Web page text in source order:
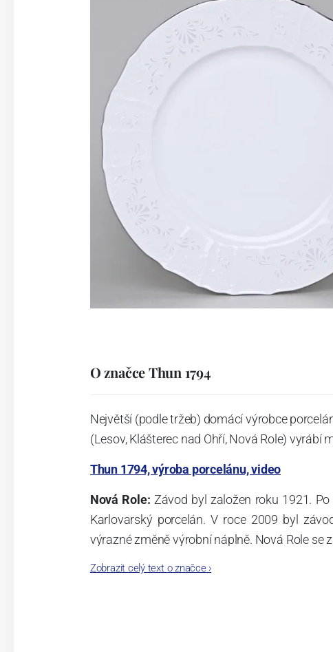
O značce Thun 1794
Největší (podle tržeb) domácí výrobce
(Lesov, Klášterec nad Ohří, Nová Role) vyrábí
Thun 1794, výroba porcelánu, video
Nová Role: Závod byl založen roku 1921.
Karlovarský porcelán. V roce 2009 byl
výrazné změně výrobní náplně. Nová Role se
Zobrazit celý text o značce›